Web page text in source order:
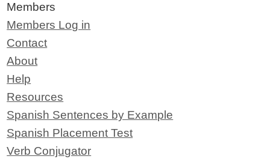
Members
Members Log in
Contact
About
Help
Resources
Spanish Sentences by Example
Spanish Placement Test
Verb Conjugator